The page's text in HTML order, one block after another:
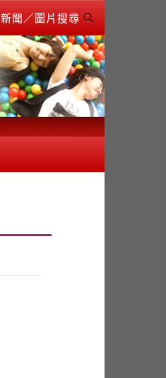
新聞／圖片搜尋